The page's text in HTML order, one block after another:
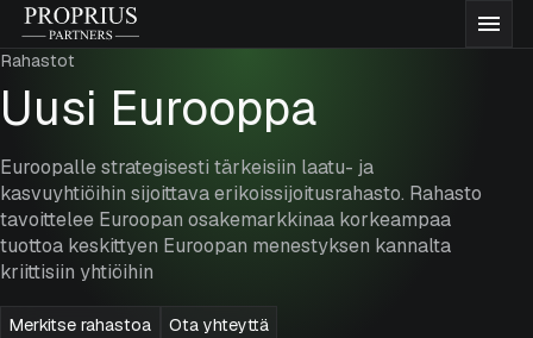
Siirry
sisältöön
Proprius
Partners
Rahastot
Meistä
Ajatuksiamme
Dokumentaatio
Rahastot
Uusi Eurooppa
Euroopalle strategisesti tärkeisiin laatu- ja
kasvuyhtiöihin sijoittava erikoissijoitusrahasto. Rahasto
tavoittelee Euroopan osakemarkkinaa korkeampaa
tuottoa keskittyen Euroopan menestyksen kannalta
kriittisiin yhtiöihin
Merkitse rahastoa Ota yhteyttä